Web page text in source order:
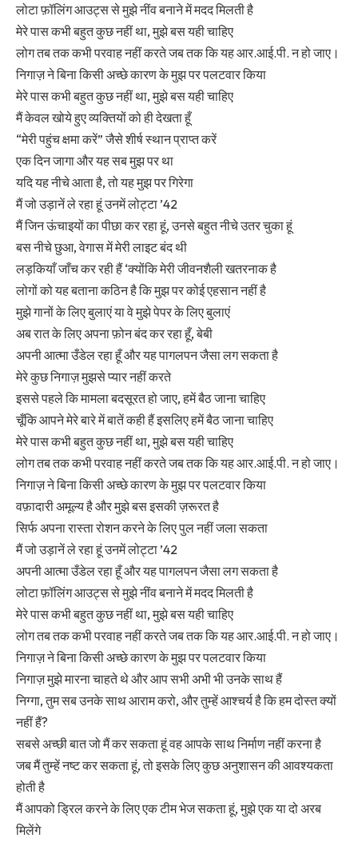
लोटा फ़ॉलिंग आउट्स से मुझे नींव बनाने में मदद मिलती है
मेरे पास कभी बहुत कुछ नहीं था, मुझे बस यही चाहिए
लोग तब तक कभी परवाह नहीं करते जब तक कि यह आर.आई.पी. न हो जाए।
निगाज़ ने बिना किसी अच्छे कारण के मुझ पर पलटवार किया
मेरे पास कभी बहुत कुछ नहीं था, मुझे बस यही चाहिए
मैं केवल खोये हुए व्यक्तियों को ही देखता हूँ
“मेरी पहुंच क्षमा करें” जैसे शीर्ष स्थान प्राप्त करें
एक दिन जागा और यह सब मुझ पर था
यदि यह नीचे आता है, तो यह मुझ पर गिरेगा
मैं जो उड़ानें ले रहा हूं उनमें लोट्टा ’42
मैं जिन ऊंचाइयों का पीछा कर रहा हूं, उनसे बहुत नीचे उतर चुका हूं
बस नीचे छुआ, वेगास में मेरी लाइट बंद थी
लड़कियाँ जाँच कर रही हैं ‘क्योंकि मेरी जीवनशैली खतरनाक है
लोगों को यह बताना कठिन है कि मुझ पर कोई एहसान नहीं है
मुझे गानों के लिए बुलाएं या वे मुझे पेपर के लिए बुलाएं
अब रात के लिए अपना फ़ोन बंद कर रहा हूँ, बेबी
अपनी आत्मा उँडेल रहा हूँ और यह पागलपन जैसा लग सकता है
मेरे कुछ निगाज़ मुझसे प्यार नहीं करते
इससे पहले कि मामला बदसूरत हो जाए, हमें बैठ जाना चाहिए
चूँकि आपने मेरे बारे में बातें कही हैं इसलिए हमें बैठ जाना चाहिए
मेरे पास कभी बहुत कुछ नहीं था, मुझे बस यही चाहिए
लोग तब तक कभी परवाह नहीं करते जब तक कि यह आर.आई.पी. न हो जाए।
निगाज़ ने बिना किसी अच्छे कारण के मुझ पर पलटवार किया
वफ़ादारी अमूल्य है और मुझे बस इसकी ज़रूरत है
सिर्फ अपना रास्ता रोशन करने के लिए पुल नहीं जला सकता
मैं जो उड़ानें ले रहा हूं उनमें लोट्टा ’42
अपनी आत्मा उँडेल रहा हूँ और यह पागलपन जैसा लग सकता है
लोटा फ़ॉलिंग आउट्स से मुझे नींव बनाने में मदद मिलती है
मेरे पास कभी बहुत कुछ नहीं था, मुझे बस यही चाहिए
लोग तब तक कभी परवाह नहीं करते जब तक कि यह आर.आई.पी. न हो जाए।
निगाज़ ने बिना किसी अच्छे कारण के मुझ पर पलटवार किया
निगाज़ मुझे मारना चाहते थे और आप सभी अभी भी उनके साथ हैं
निग्गा, तुम सब उनके साथ आराम करो, और तुम्हें आश्चर्य है कि हम दोस्त क्यों
नहीं हैं?
सबसे अच्छी बात जो मैं कर सकता हूं वह आपके साथ निर्माण नहीं करना है
जब मैं तुम्हें नष्ट कर सकता हूं, तो इसके लिए कुछ अनुशासन की आवश्यकता
होती है
मैं आपको ड्रिल करने के लिए एक टीम भेज सकता हूं, मुझे एक या दो अरब
मिलेंगे